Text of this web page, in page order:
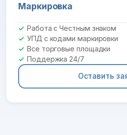
Маркировка
Работа с Честным знаком
УПД с кодами маркировки
Все торговые площадки
Поддержка 24/7
Оставить